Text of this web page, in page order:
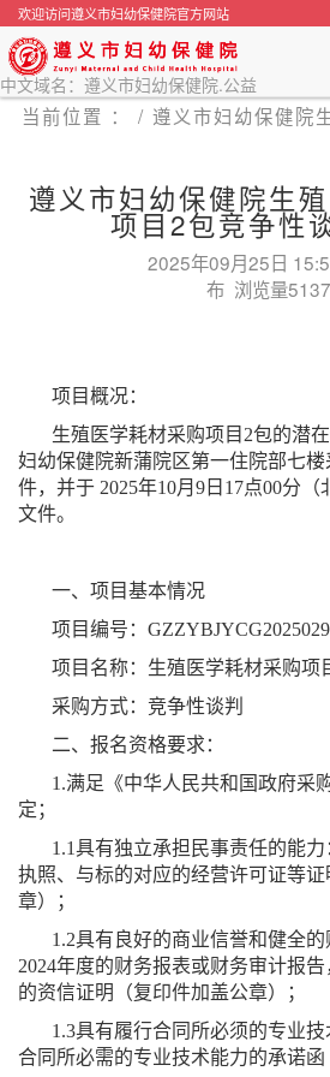
欢迎访问遵义市妇幼保健院官方网站
中文域名：遵义市妇幼保健院.公益
当前位置 ： / 遵义市妇幼保健院
遵义市妇幼保健院生
项目2包竞争性
2025年09月25日
布 浏览量5137
项目概况：
生殖医学耗材采购项目2包的潜
妇幼保健院新蒲院区第一住院部七
件，并于 2025年10月9日17点00分
文件。
一、项目基本情况
项目编号：GZZYBJYCG2025029
项目名称：生殖医学耗材采购项
采购方式：竞争性谈判
二、报名资格要求：
1.满足《中华人民共和国政府采
定；
1.1具有独立承担民事责任的能
执照、与标的对应的经营许可证等
章）；
1.2具有良好的商业信誉和健全
2024年度的财务报表或财务审计报
的资信证明（复印件加盖公章）；
1.3具有履行合同所必须的专业
合同所必需的专业技术能力的承诺函